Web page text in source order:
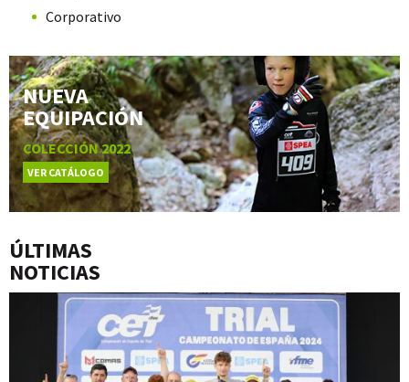
Corporativo
NUEVA
EQUIPACIÓN
COLECCIÓN 2022
VER CATÁLOGO
ÚLTIMAS
NOTICIAS